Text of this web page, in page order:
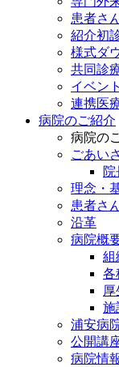
患者さ
紹介初
様式ダ
共同診
イベン
連携医
病院のご紹介
病院の
ごあい
理念・
患者さ
沿革
病院概
組
各
施
浦安病
公開講
病院情